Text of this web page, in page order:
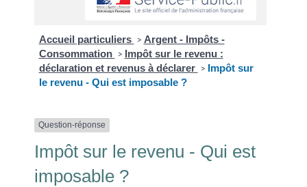
Accueil particuliers > Argent - Impôts -
Consommation > Impôt sur le revenu :
déclaration et revenus à déclarer > Impôt sur
le revenu - Qui est imposable ?
Question-réponse
Impôt sur le revenu - Qui est
imposable ?